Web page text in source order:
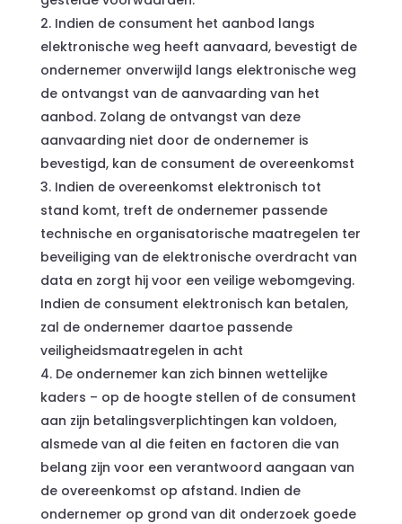
Indien de consument het aanbod langs
elektronische weg heeft aanvaard, bevestigt de
ondernemer onverwijld langs elektronische weg
de ontvangst van de aanvaarding van het
aanbod. Zolang de ontvangst van deze
aanvaarding niet door de ondernemer is
bevestigd, kan de consument de overeenkomst
Indien de overeenkomst elektronisch tot
stand komt, treft de ondernemer passende
technische en organisatorische maatregelen ter
beveiliging van de elektronische overdracht van
data en zorgt hij voor een veilige webomgeving.
Indien de consument elektronisch kan betalen,
zal de ondernemer daartoe passende
veiligheidsmaatregelen in acht
De ondernemer kan zich binnen wettelijke
kaders – op de hoogte stellen of de consument
aan zijn betalingsverplichtingen kan voldoen,
alsmede van al die feiten en factoren die van
belang zijn voor een verantwoord aangaan van
de overeenkomst op afstand. Indien de
ondernemer op grond van dit onderzoek goede